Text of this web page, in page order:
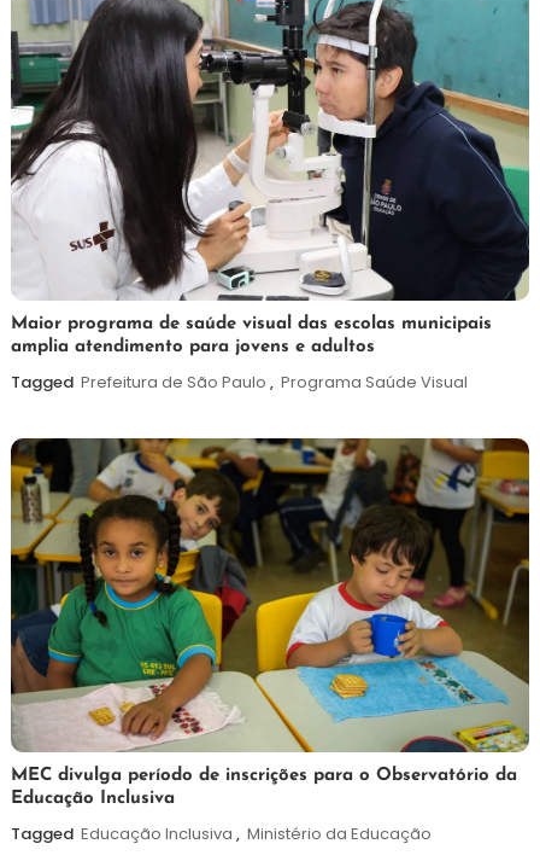
7
de
agosto
Maurilio
Maior programa de saúde visual das escolas municipais
amplia atendimento para jovens e adultos
Tagged Prefeitura de São Paulo , Programa Saúde Visual
7
de
agosto
Maurilio
MEC divulga período de inscrições para o Observatório da
Educação Inclusiva
Tagged Educação Inclusiva , Ministério da Educação